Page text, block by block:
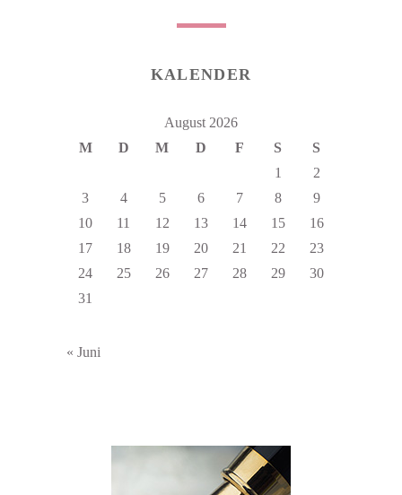
KALENDER
August 2026
M
D M D F S
S
1
2
3
4 5 6 7 8
9
10
11 12 13 14 15
16
17
18 19 20 21 22
23
24
25 26 27 28 29
30
31
« Juni